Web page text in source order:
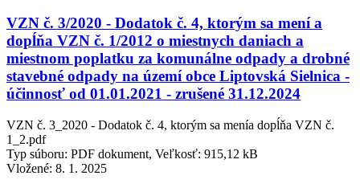
VZN č. 3/2020 - Dodatok č. 4, ktorým sa mení a
dopĺňa VZN č. 1/2012 o miestnych daniach a
miestnom poplatku za komunálne odpady a drobné
stavebné odpady na území obce Liptovská Sielnica -
účinnosť od 01.01.2021 - zrušené 31.12.2024
VZN č. 3_2020 - Dodatok č. 4, ktorým sa menía dopĺňa VZN č.
1_2.pdf
Typ súboru: PDF dokument, Veľkosť: 915,12 kB
Vložené: 8. 1. 2025